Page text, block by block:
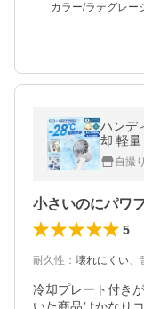
カラー/ラテグレ
ハンデ
却 軽量
風機自撮
小さいのにパワ
5
耐久性 ： 壊れにくい、
冷却プレート付き